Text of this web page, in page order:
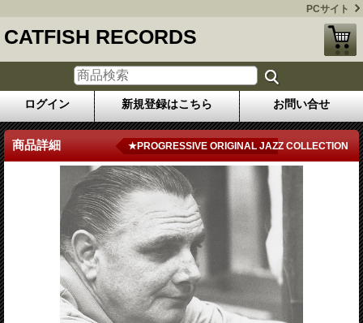
PCサイト
CATFISH RECORDS
ログイン 新規登録はこちら お問い合せ
商品詳細 ★PROGRESSIVE ORIGINAL JAZZ COLLECTION